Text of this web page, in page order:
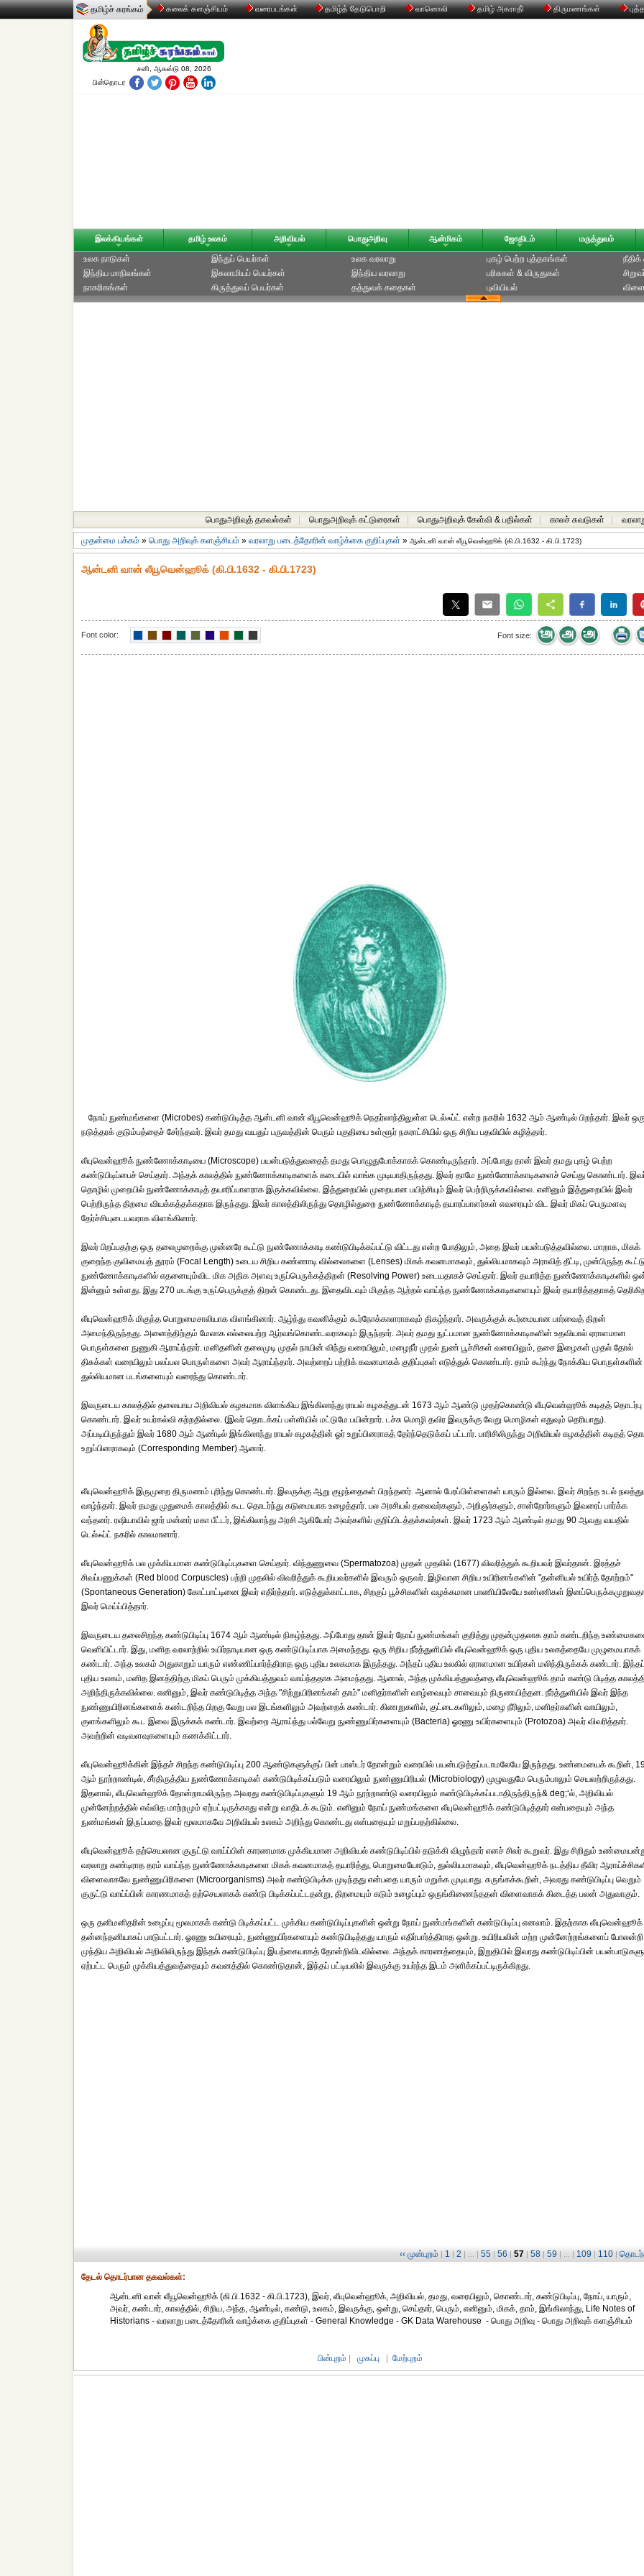
தமிழ்ச் சுரங்கம் கலைக் களஞ்சியம் வரைபடங்கள் தமிழ்த் தேடுபொறி வானொலி தமிழ் அகராதி் திருமணங்கள்
சனி, ஆகஸ்டு 08, 2026
பின்தொடர
இலக்கியங்கள் தமிழ் உலகம் அறிவியல் பொதுஅறிவு ஆன்மிகம் ஜோதிடம் மருத்துவம்
உலக நாடுகள்
இந்திய மாநிலங்கள்
நாகரிகங்கள்
இந்துப் பெயர்கள்
இசுலாமியப் பெயர்கள்
கிருத்துவப் பெயர்கள்
உலக வரலாறு
இந்திய வரலாறு
தத்துவக் கதைகள்
புகழ் பெற்ற புத்தகங்கள்
பரிசுகள் & விருதுகள்
புவியியல்
பொதுஅறிவுத் தகவல்கள் பொதுஅறிவுக் கட்டுரைகள் பொதுஅறிவுக் கேள்வி & பதில்கள் காலச் சுவடுகள்
முதன்மை பக்கம் » பொது அறிவுக் களஞ்சியம் » வரலாறு படைத்தோரின் வாழ்க்கை குறிப்புகள் » ஆன்டனி வான் லீயூவென்ஹூக் (கி.பி.1632 - கி.பி.1723)
ஆன்டனி வான் லீயூவென்ஹூக் (கி.பி.1632 - கி.பி.1723)
Font color: Font size:
நோய் நுண்மங்களை (Microbes) கண்டுபிடித்த ஆன்டனி வான் லீயூவென்ஹூக் நெதர்லாந்திலுள்ள டெல்ஃப்ட் என்ற நகரில் 1632 ஆம் ஆண்டில் பிறந்தார். இவர் ஒரு
நடுத்தரக் குடும்பத்தைச் சேர்ந்தவர். இவர் தமது வயதுப் பருவத்தின் பெரும் பகுதியை உள்ளூர் நகராட்சியில் ஒரு சிறிய பதவியில் கழித்தார்.
லீயுவென்ஹூக் நுண்ணோக்காடியை (Microscope) பயன்படுத்துவதைத் தமது பொழுதுபோக்காகக் கொண்டிருந்தார். அப்போது தான் இவர் தமது புகழ் பெற்ற
கண்டுபிடிப்பைச் செய்தார். அந்தக் காலத்தில் நுண்ணோக்காடிகளைக் கடையில் வாங்க முடியாதிருந்தது. இவர் தாமே நுண்ணோக்காடிகளைச் செய்து கொண்டார்.
தொழில் முறையில் நுண்ணோக்காடித் தயாரிப்பாளராக இருக்கவில்லை. இத்துறையில் முறையான பயிற்சியும் இவர் பெற்றிருக்கவில்லை. எனினும் இத்துறையில் இவர்
பெற்றிருந்த திறமை வியக்கத்தக்கதாக இருந்தது. இவர் காலத்திலிருந்து தொழில்துறை நுண்ணோக்காடித் தயாரப்பாளர்கள் எவரையும் விட இவர் மிகப் பெருமளவு
தேர்ச்சியுடையவராக விளங்கினார்.
இவர் பிறப்பதற்கு ஒரு தலைமுறைக்கு முன்னரே கூட்டு நுண்ணோக்காடி கண்டுபிடிக்கப்பட்டு விட்டது என்ற போதிலும், அதை இவர் பயன்படுத்தவில்லை. மாறாக, மிகக்
குறைந்த குவிமையத் தூரம் (Focal Length) உடைய சிறிய கண்ணாடி வில்லைகளை (Lenses) மிகக் கவனமாகவும், துல்லியமாகவும் அராவித் தீட்டி, முன்பிருந்த
நுண்ணோக்காடிகளில் எதனையும்விட மிக அதிக அளவு உருப்பெருக்கத்திறன் (Resolving Power) உடையதாகச் செய்தார். இவர் தயாரித்த நுண்ணோக்காடிகளில்
இன்னும் உள்ளது. இது 270 மடங்கு உருப்பெருக்குத் திறன் கொண்டது. இதைவிடவும் மிகுந்த ஆற்றல் வாய்ந்த நுண்ணோக்காடிகளையும் இவர் தயாரித்ததாகத்
லீயுவென்ஹூக் மிகுந்த பொறுமைசாலியாக விளங்கினார். ஆழ்ந்து கவனிக்கும் கூர்நோக்காளராகவும் திகழ்ந்தார். அவருக்குக் கூர்மையான பார்வைத் திறன்
அமைந்திருந்தது. அனைத்திற்கும் மேலாக எல்லையற்ற ஆர்வங்கொண்டவராகவும் இருந்தார். அவர் தமது நுட்பமான நுண்ணோக்காடிகளின் உதவியால் ஏராளமான
பொருள்களை நுணுகி ஆராய்ந்தார். மனிதனின் தலைமுடி முதல் நாயின் விந்து வரையிலும், மழைநீர் முதல் நுண் பூச்சிகள் வரையிலும், தசை இழைகள் முதல் தோல்
திசுக்கள் வரையிலும் பலப்பல பொருள்களை அவர் ஆராய்ந்தார். அவற்றைப் பற்றிக் கவனமாகக் குறிப்புகள் எடுத்துக் கொண்டார். தாம் கூர்ந்து நோக்கிய பொருள்களின்
துல்லியமான படங்களையும் வரைந்து கொண்டார்.
இவருடைய காலத்தில் தலையாய அறிவியல் கழகமாக விளங்கிய இங்கிலாந்து ராயல் கழகத்துடன் 1673 ஆம் ஆண்டு முதற்கொண்டு லீயுவென்ஹூக் கடிதத் தொடர்பு
கொண்டார். இவர் உயர்கல்வி கற்றதில்லை. (இவர் தொடக்கப் பள்ளியில் மட்டுமே பயின்றார். டச்சு மொழி தவிர இவருக்கு வேறு மொழிகள் எதுவும் தெரியாது).
அப்படியிருந்தும் இவர் 1680 ஆம் ஆண்டில் இங்கிலாந்து ராயல் கழகத்தின் ஓர் உறுப்பினராகத் தேர்ந்தெடுக்கப் பட்டார். பாரிசிலிருந்து அறிவியல் கழகத்தின் கடிதத்
உறுப்பினராகவும் (Corresponding Member) ஆனார்.
லீயுவென்ஹூக் இருமுறை திருமணம் புரிந்து கொண்டார். இவருக்கு ஆறு குழந்தைகள் பிறந்தனர். ஆனால் பேரப்பிள்ளைகள் யாரும் இல்லை. இவர் சிறந்த உடல்
வாழ்ந்தார். இவர் தமது முதுமைக் காலத்தில் கூட தொடர்ந்து கடுமையாக உழைத்தார். பல அரசியல் தலைவர்களும், அறிஞர்களும், சான்றோர்களும் இவரைப் பார்க்க
வந்தனர். ரஷியாவில் ஜார் மன்னர் மகா பீட்டர், இங்கிலாந்து அரசி ஆகியோர் அவர்களில் குறிப்பிடத்தக்கவர்கள். இவர் 1723 ஆம் ஆண்டில் தமது 90 ஆவது வயதில்
டெல்ஃப்ட் நகரில் காலமானார்.
லீயுவென்ஹூக் பல முக்கியமான கண்டுபிடிப்புகளை செய்தார். விந்துணுவை (Spermatozoa) முதன் முதலில் (1677) விவரித்துக் கூறியவர் இவர்தான். இரத்தச்
சிவப்பணுக்கள் (Red blood Corpuscles) பற்றி முதலில் விவரித்துக் கூறியவர்களில் இவரும் ஒருவர். இழிவான சிறிய உயிரினங்களின் "தன்னியல் உயிர்த் தோற்றம்"
(Spontaneous Generation) கோட்பாட்டினை இவர் எதிர்த்தார். எடுத்துக்காட்டாக, சிறகுப் பூச்சிகளின் வழக்கமான பாணியிலேயே உண்ணிகள்
இவர் மெய்ப்பித்தார்.
இவருடைய தலைசிறந்த கண்டுபிடிப்பு 1674 ஆம் ஆண்டில் நிகழ்ந்தது. அப்போது தான் இவர் நோய் நுண்மங்கள் குறித்து முதன்முதலாக தாம் கண்டறிந்த
வெளியிட்டார். இது, மனித வரலாற்றில் உயிர்நாடியான ஒரு கண்டுபிடிப்பாக அமைந்தது. ஒரு சிறிய நீர்த்துளியில் லீயுவென்ஹூக் ஒரு புதிய உலகத்தையே முழுமையாகக்
கண்டார். அந்த உலகம் அதுகாறும் யாரும் எண்ணிப்பார்த்திராத ஒரு புதிய உலகமாக இருந்தது. அந்தப் புதிய உலகில் ஏராளமான உயிர்கள் மலிந்திருக்கக் கண்டார்.
புதிய உலகம், மனித இனத்திற்கு மிகப் பெரும் முக்கியத்துவம் வாய்ந்ததாக அமைந்தது. ஆனால், அந்த முக்கியத்துவத்தை லீயுவென்ஹூக் தாம் கண்டு பிடித்த
அறிந்திருக்கவில்லை. எனினும், இவர் கண்டுபிடித்த அந்த "சிற்றுயிரினங்கள் தாம்" மனிதர்களின் வாழ்வையும் சாவையும் நிருணயித்தன. நீர்த்துளியில் இவர் இந்த
நுண்ணுயிரினங்களைக் கண்டறிந்த பிறகு வேறு பல இடங்களிலும் அவற்றைக் கண்டார். கிணறுகளில், குட்டைகளிலும், மழை நீரிலும், மனிதர்களின் வாயிலும்,
குளங்களிலும் கூட இவை இருக்கக் கண்டார். இவற்றை ஆராய்ந்து பல்வேறு நுண்ணுயிர்களையும் (Bacteria) ஓரணு உயிர்களையும் (Protozoa) அவர் விவரித்தார்.
அவற்றின் வடிவளவுகளையும் கணக்கிட்டார்.
லீயுவென்ஹூக்கின் இந்தச் சிறந்த கண்டுபிடிப்பு 200 ஆண்டுகளுக்குப் பின் பாஸ்டர் தோன்றும் வரையில் பயன்படுத்தப்படாமலேயே இருந்தது. உண்மையைக் கூறின்,
ஆம் நூற்றாண்டில், சீர்திருத்திய நுண்ணோக்காடிகள் கண்டுபிடிக்கப்படும் வரையிலும் நுண்ணுயிரியல் (Microbiology) முழுவதுமே பெரும்பாலும் செயலற்றிருந்தது.
இதனால், லீயுவென்ஹூக் தோன்றாமலிருந்த அவரது கண்டுபிடிப்புகளும் 19 ஆம் நூற்றாண்டு வரையிலும் கண்டுபிடிக்கப்படாதிருந்திருந்& deg;‘ல், அறிவியல்
முன்னேற்றத்தில் எவ்வித மாற்றமும் ஏற்பட்டிருக்காது என்று வாதிடக் கூடும். எனினும் நோய் நுண்மங்களை லீயுவென்ஹூக் கண்டுபிடித்தார் என்பதையும் அந்த
நுண்மங்கள் இருப்பதை இவர் மூலமாகவே அறிவியல் உலகம் அறிந்து கொண்டது என்பதையும் மறுப்பதற்கில்லை.
லீயுவென்ஹூக் தற்செயலான குருட்டு வாய்ப்பின் காரணமாக முக்கியமான அறிவியல் கண்டுபிடிப்பில் தடுக்கி விழுந்தார் எனச் சிலர் கூறுவர். இது சிறிதும்
வரலாறு கண்டிராத தரம் வாய்ந்த நுண்ணோக்காடிகளை மிகக் கவனமாகத் தயாரித்து, பொறுமையோடும், துல்லியமாகவும், லீயுவென்ஹூக் நடத்திய தீவிர
விளைவாகவே நுண்ணுயிரிகளை (Microorganisms) அவர் கண்டுபிடிக்க முடிந்தது என்பதை யாரும் மறுக்க முடியாது. சுருங்கக்கூறின், அவரது கண்டுபிடிப்பு வெறும்
குருட்டு வாய்ப்பின் காரணமாகத் தற்செயலாகக் கண்டு பிடிக்கப்பட்டதன்று, திறமையும் கடும் உழைப்பும் ஒருங்கிணைந்ததன் விளைவாகக் கிடைத்த பலன் அதுவாகும்.
ஒரு தனிமனிதரின் உழைப்பு மூலமாகக் கண்டு பிடிக்கப்பட்ட முக்கிய கண்டுபிடிப்புகளின் ஒன்று நோய் நுண்மங்களின் கண்டுபிடிப்பு எனலாம். இதற்காக லீயுவென்ஹூக்
தன்னந்தனியாகப் பாடுபட்டார். ஓரணு உயிரையும், நுண்ணுயிர்களையும் கண்டுபிடித்தது யாரும் எதிர்பார்த்திராத ஒன்று. உயிரியலின் மற்ற முன்னேற்றங்களைப்
முந்திய அறிவியல் அறிவிலிருந்து இந்தக் கண்டுபிடிப்பு இயற்கையாகத் தோன்றிவிடவில்லை. அந்தக் காரணத்தையும், இறுதியில் இவரது கண்டுபிடிப்பின்
ஏற்பட்ட பெரும் முக்கியத்துவத்தையும் கவனத்தில் கொண்டுதான், இந்தப் பட்டியலில் இவருக்கு உயர்ந்த இடம் அளிக்கப்பட்டிருக்கிறது.
‹‹ முன்புறம் | 1 | 2 | ... | 55 | 56 | 57 | 58 | 59 | ... | 109 | 110 |
தேட‌ல் தொட‌ர்பான தகவ‌ல்க‌ள்:
ஆன்டனி வான் லீயூவென்ஹூக் (கி.பி.1632 - கி.பி.1723), இவர், லீயுவென்ஹூக், அறிவியல், தமது, வரையிலும், கொண்டார், கண்டுபிடிப்பு, நோய், யாரும்,
அவர், கண்டார், காலத்தில், சிறிய, அந்த, ஆண்டில், கண்டு, உலகம், இவருக்கு, ஒன்று, செய்தார், பெரும், எனினும், மிகக், தாம், இங்கிலாந்து, Life Notes of
Historians - வரலாறு படைத்தோரின் வாழ்க்கை குறிப்புகள் - General Knowledge - GK Data Warehouse - பொது அறிவு - பொது அறிவுக் களஞ்சியம்
பின்புறம் முகப்பு மேற்புறம்